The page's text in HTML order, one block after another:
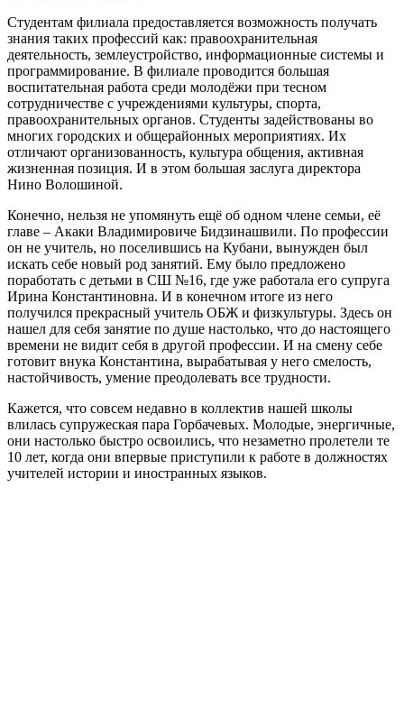
Студентам филиала предоставляется возможность получать
знания таких профессий как: правоохранительная
деятельность, землеустройство, информационные системы и
программирование. В филиале проводится большая
воспитательная работа среди молодёжи при тесном
сотрудничестве с учреждениями культуры, спорта,
правоохранительных органов. Студенты задействованы во
многих городских и общерайонных мероприятиях. Их
отличают организованность, культура общения, активная
жизненная позиция. И в этом большая заслуга директора
Нино Волошиной.
Конечно, нельзя не упомянуть ещё об одном члене семьи, её
главе – Акаки Владимировиче Бидзинашвили. По профессии
он не учитель, но поселившись на Кубани, вынужден был
искать себе новый род занятий. Ему было предложено
поработать с детьми в СШ №16, где уже работала его супруга
Ирина Константиновна. И в конечном итоге из него
получился прекрасный учитель ОБЖ и физкультуры. Здесь он
нашел для себя занятие по душе настолько, что до настоящего
времени не видит себя в другой профессии. И на смену себе
готовит внука Константина, вырабатывая у него смелость,
настойчивость, умение преодолевать все трудности.
Кажется, что совсем недавно в коллектив нашей школы
влилась супружеская пара Горбачевых. Молодые, энергичные,
они настолько быстро освоились, что незаметно пролетели те
10 лет, когда они впервые приступили к работе в должностях
учителей истории и иностранных языков.